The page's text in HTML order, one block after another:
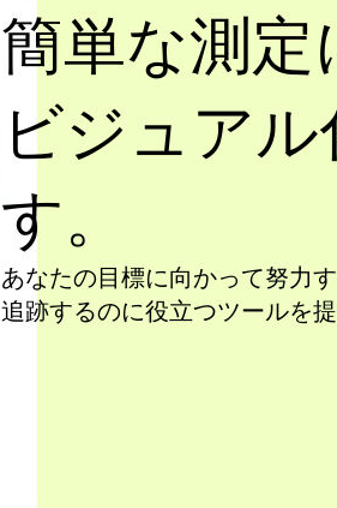
簡単な測定
ビジュア
す。
あなたの目標に向かって努力
追跡するのに役立つツールを提